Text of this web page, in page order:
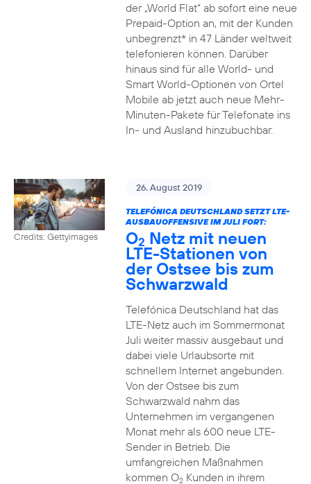
der „World Flat“ ab sofort eine neue
Prepaid-Option an, mit der Kunden
unbegrenzt* in 47 Länder weltweit
telefonieren können. Darüber
hinaus sind für alle World- und
Smart World-Optionen von Ortel
Mobile ab jetzt auch neue Mehr-
Minuten-Pakete für Telefonate ins
In- und Ausland hinzubuchbar.
Credits: Gettyimages
26. August 2019
TELEFÓNICA DEUTSCHLAND SETZT LTE-
AUSBAUOFFENSIVE IM JULI FORT:
O2 Netz mit neuen
LTE-Stationen von
der Ostsee bis zum
Schwarzwald
Telefónica Deutschland hat das
LTE-Netz auch im Sommermonat
Juli weiter massiv ausgebaut und
dabei viele Urlaubsorte mit
schnellem Internet angebunden.
Von der Ostsee bis zum
Schwarzwald nahm das
Unternehmen im vergangenen
Monat mehr als 600 neue LTE-
Sender in Betrieb. Die
umfangreichen Maßnahmen
kommen O2Kunden in ihrem